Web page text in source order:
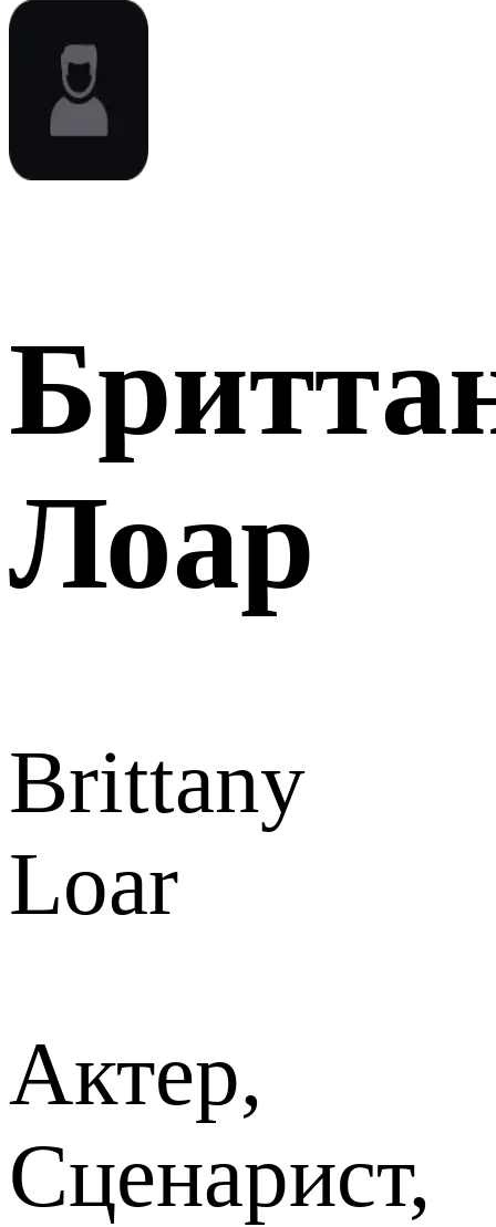
Лоар
Brittany
Loar
Актер,
Сценарист,